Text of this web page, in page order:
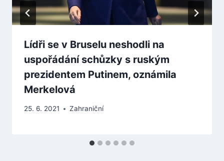
Lídři se v Bruselu neshodli na
uspořádání schůzky s ruským
prezidentem Putinem, oznámila
Merkelová
25. 6. 2021 Zahraniční